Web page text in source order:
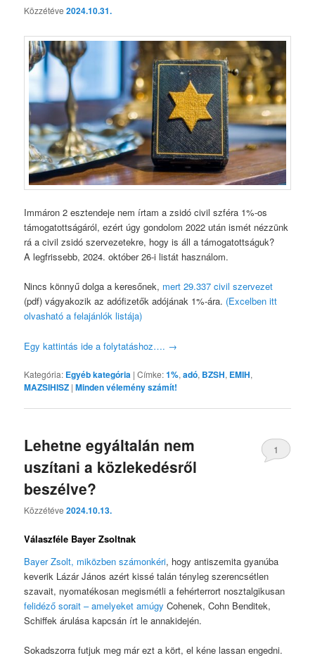
Közzétéve2024.10.31.
Immáron 2 esztendeje nem írtam a zsidó civil szféra 1%-os
támogatottságáról, ezért úgy gondolom 2022 után ismét nézzünk
rá a civil zsidó szervezetekre, hogy is áll a támogatottságuk?
A legfrissebb, 2024. október 26-i listát használom.
Nincs könnyű dolga a keresőnek, mert 29.337 civil szervezet
(pdf) vágyakozik az adófizetők adójának 1%-ára. (Excelben itt
olvasható a felajánlók listája)
Egy kattintás ide a folytatáshoz…. →
Kategória: Egyéb kategória |Címke:1%,adó, BZSH, EMIH,
MAZSIHISZ |Minden vélemény számít!
Lehetne egyáltalán nem
uszítani a közlekedésről
beszélve?
Közzétéve2024.10.13.
1
Válaszféle Bayer Zsoltnak
Bayer Zsolt, miközben számonkéri, hogy antiszemita gyanúba
keverik Lázár János azért kissé talán tényleg szerencsétlen
szavait, nyomatékosan megismétli a fehérterrort nosztalgikusan
felidéző sorait – amelyeket amúgy Cohenek, Cohn Benditek,
Schiffek árulása kapcsán írt le annakidején.
Sokadszorra futjuk meg már ezt a kört, el kéne lassan engedni.